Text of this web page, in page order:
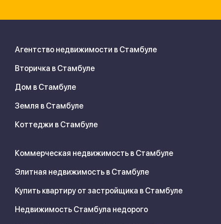
Агентство недвижимости в Стамбуле
Вторичка в Стамбуле
Дом в Стамбуле
Земля в Стамбуле
Коттеджи в Стамбуле
Коммерческая недвижимость в Стамбуле
Элитная недвижимость в Стамбуле
Купить квартиру от застройщика в Стамбуле
Недвижимость Стамбула недорого